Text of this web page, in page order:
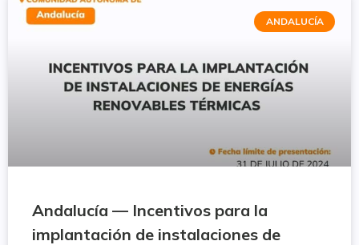
ANDALUCÍA
Andalucía — Incentivos para la
implantación de instalaciones de